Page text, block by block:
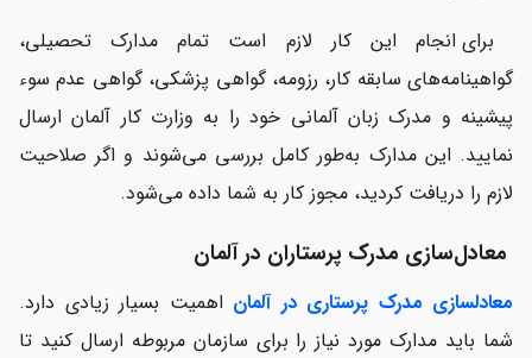
برای انجام این کار لازم است تمام مدارک تحصیلی،
گواهینامه‌های سابقه کار، رزومه، گواهی پزشکی، گواهی عدم سوء
پیشینه و مدرک زبان آلمانی خود را به وزارت کار آلمان ارسال
نمایید. این مدارک به‌طور کامل بررسی می‌شوند و اگر صلاحیت
لازم را دریافت کردید، مجوز کار به شما داده می‌شود.
معادل‌سازی مدرک پرستاران در آلمان
معادلسازی مدرک پرستاری در آلمان اهمیت بسیار زیادی دارد.
شما باید مدارک مورد نیاز را برای سازمان مربوطه ارسال کنید تا